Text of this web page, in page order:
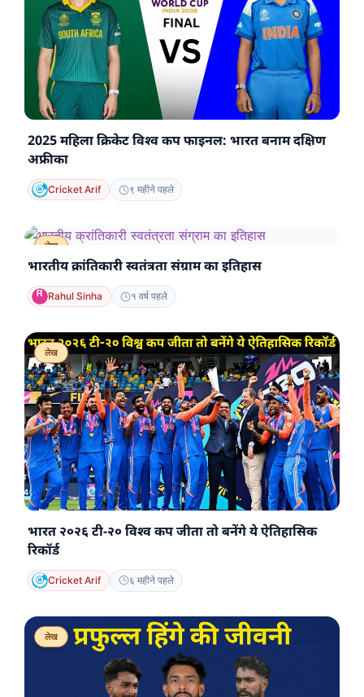
2025 महिला क्रिकेट विश्व कप फाइनल: भारत बनाम दक्षिण
अफ्रीका
Cricket Arif ९ महीने पहले
लेख
भारतीय क्रांतिकारी स्वतंत्रता संग्राम का इतिहास
Rahul Sinha १ वर्ष पहले
लेख
भारत २०२६ टी-२० विश्व कप जीता तो बनेंगे ये ऐतिहासिक
रिकॉर्ड
Cricket Arif ६ महीने पहले
लेख